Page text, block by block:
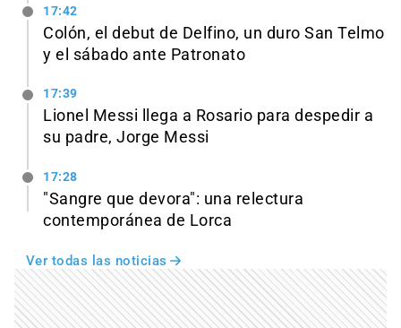
17:42
Colón, el debut de Delfino, un duro San Telmo
y el sábado ante Patronato
17:39
Lionel Messi llega a Rosario para despedir a
su padre, Jorge Messi
17:28
"Sangre que devora": una relectura
contemporánea de Lorca
Ver todas las noticias